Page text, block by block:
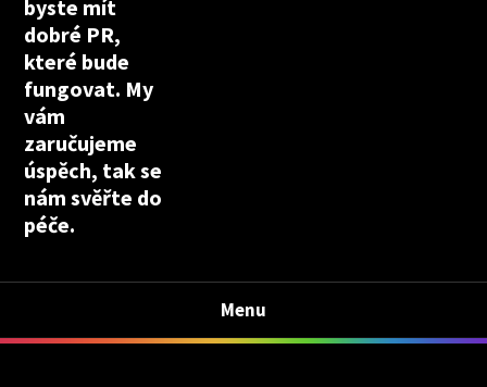
byste mít
dobré PR,
které bude
fungovat. My
vám
zaručujeme
úspěch, tak se
nám svěřte do
péče.
Menu